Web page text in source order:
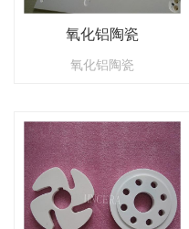
氧化铝陶瓷
氧化铝陶瓷